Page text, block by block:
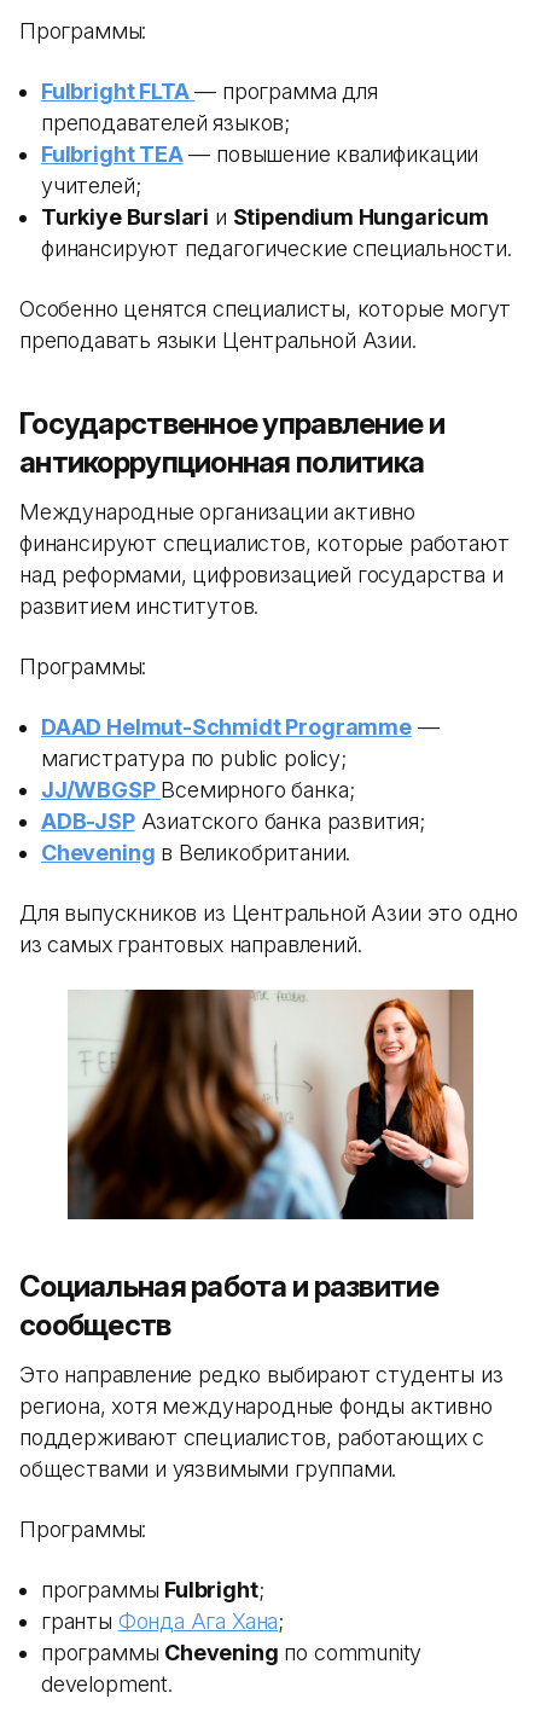
Программы:
Fulbright FLTA — программа для
преподавателей языков;
Fulbright TEA— повышение квалификации
учителей;
Turkiye Burslari и Stipendium Hungaricum
финансируют педагогические специальности.
Особенно ценятся специалисты, которые могут
преподавать языки Центральной Азии.
Государственное управление и
антикоррупционная политика
Международные организации активно
финансируют специалистов, которые работают
над реформами, цифровизацией государства и
развитием институтов.
Программы:
DAAD Helmut-Schmidt Programme—
магистратура по public policy;
JJ/WBGSP Всемирного банка;
ADB-JSPАзиатского банка развития;
Chevening в Великобритании.
Для выпускников из Центральной Азии это одно
из самых грантовых направлений.
Социальная работа и развитие
сообществ
Это направление редко выбирают студенты из
региона, хотя международные фонды активно
поддерживают специалистов, работающих с
обществами и уязвимыми группами.
Программы:
программы Fulbright;
гранты Фонда Ага Хана;
программы Chevening по community
development.